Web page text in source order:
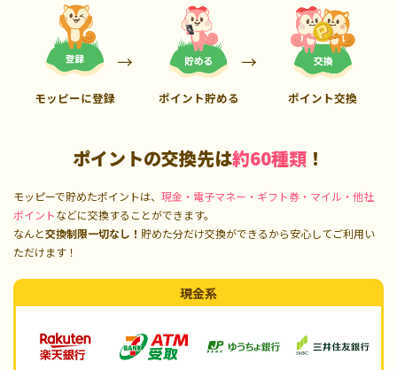
モッピーに登録 ポイント貯める ポイント交換
ポイントの交換先は約60種類 ！
モッピーで貯めたポイントは、 現金・電子マネー・ギフト券・マイル・他社
ポイントなどに交換することができます。
なんと交換制限一切なし！ 貯めた分だけ交換ができるから安心してご利用い
ただけます！
現金系